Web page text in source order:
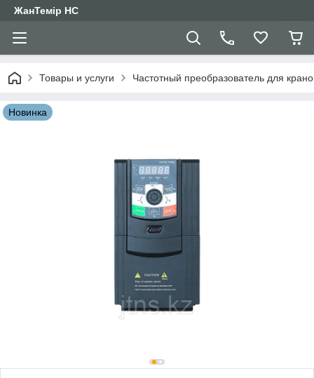
ЖанТемір НС
Товары и услуги Частотный преобразователь для
Новинка